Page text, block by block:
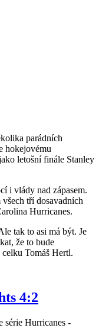
parádních
hokejovému
letošní finále Stanley
i vlády nad zápasem.
tří dosavadních
Hurricanes.
tak to asi má být. Je
že to bude
Tomáš Hertl.
4:2
série Hurricanes -